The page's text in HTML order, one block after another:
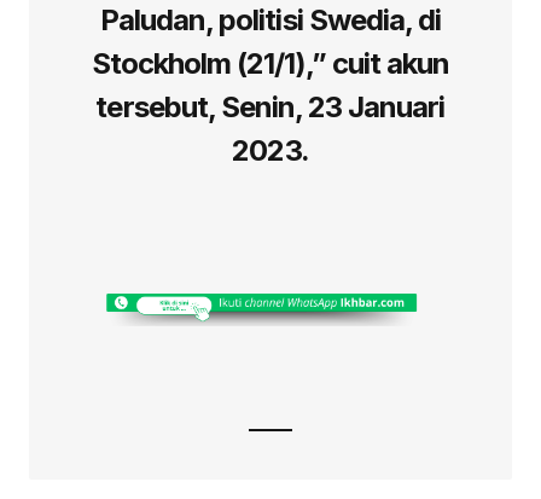
Paludan, politisi Swedia, di
Stockholm (21/1),” cuit akun
tersebut, Senin, 23 Januari
2023.